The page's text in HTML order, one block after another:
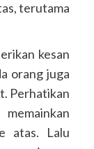
terutama
kesan
orang juga
Perhatikan
atas. Lalu